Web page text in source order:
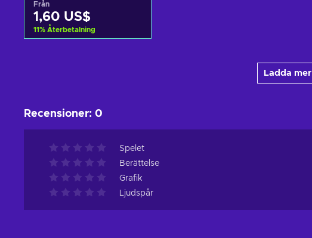
Från
1,60 US$
11% Återbetalning
Ladda mer
Recensioner: 0
Spelet
Berättelse
Grafik
Ljudspår